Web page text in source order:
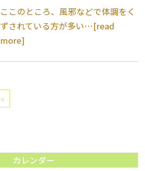
ここのところ、風邪などで体調をく
ずされている方が多い…[read
more]
»
カレンダー